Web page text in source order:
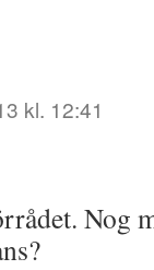
kl. 12:41
Nog